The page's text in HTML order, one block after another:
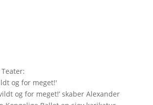
:
og for meget!'
og for meget!’ skaber Alexander